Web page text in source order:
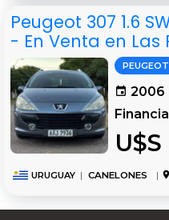
Peugeot 307 1.6
- En Venta en Las
PEUGEOT
2006 |
URUGUAY | CANELONES |